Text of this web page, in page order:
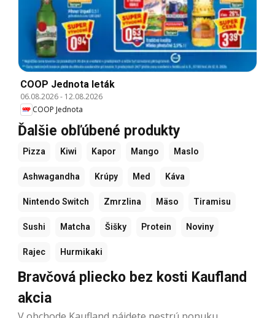
COOP Jednota leták
06.08.2026- 12.08.2026
COOP Jednota
Ďalšie obľúbené produkty
Pizza Kiwi Kapor Mango Maslo
Ashwagandha Krúpy Med Káva
Nintendo Switch Zmrzlina Mäso Tiramisu
Sushi Matcha Šišky Protein Noviny
Rajec Hurmikaki
Bravčová pliecko bez kosti Kaufland
akcia